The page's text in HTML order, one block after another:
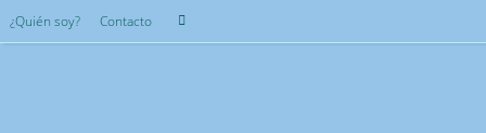
Saltar
al
¿Quién soy? Contacto
para:
Buscar